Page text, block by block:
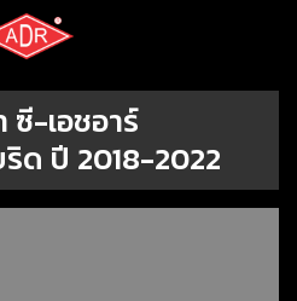
ซี-เอชอาร์
ริด ปี 2018-2022